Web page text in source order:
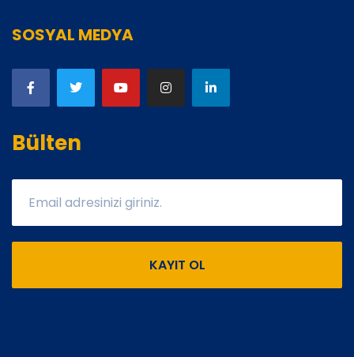
SOSYAL MEDYA
Bülten
KAYIT OL